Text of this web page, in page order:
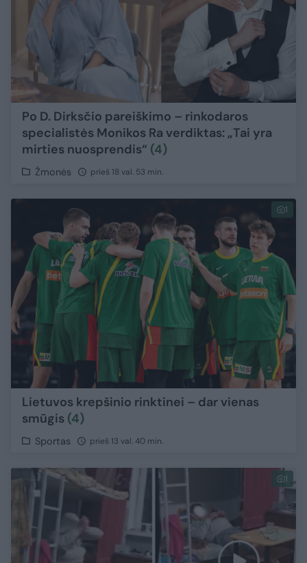
Po D. Dirksčio pareiškimo – rinkodaros
specialistės Monikos Ra verdiktas: „Tai yra
mirties nuosprendis“ (4)
Žmonės prieš 18 val. 53 min.
1
Lietuvos krepšinio rinktinei – dar vienas
smūgis (4)
Sportas prieš 13 val. 40 min.
1